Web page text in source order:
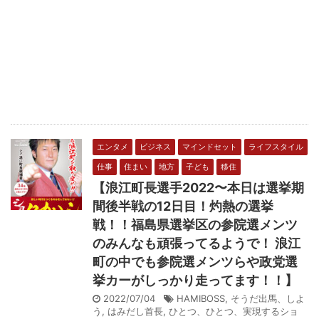
エンタメ ビジネス マインドセット
ライフスタイル
仕事
住まい 地方 子ども 移住
【浪江町長選手2022〜本日は選挙期
間後半戦の12日目！灼熱の選挙
戦！！福島県選挙区の参院選メンツ
のみんなも頑張ってるようで！ 浪江
町の中でも参院選メンツらや政党選
挙カーがしっかり走ってます！！】
2022/07/04 HAMIBOSS, そうだ出馬、しよ
う , はみだし首長, ひとつ、ひとつ、実現するショ